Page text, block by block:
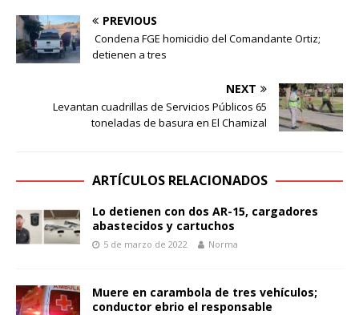
PREVIOUS
Condena FGE homicidio del Comandante Ortiz;
detienen a tres
NEXT
Levantan cuadrillas de Servicios Públicos 65
toneladas de basura en El Chamizal
ARTÍCULOS RELACIONADOS
Lo detienen con dos AR-15, cargadores
abastecidos y cartuchos
5 de marzo de 2022 Norma
Muere en carambola de tres vehículos;
conductor ebrio el responsable